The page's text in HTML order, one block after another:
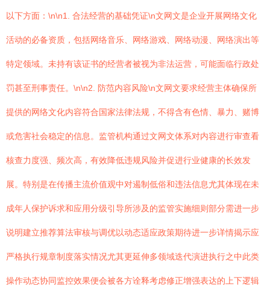
以下方面：\n\n1. 合法经营的基础凭证\n文网文是企业开展网络文化
活动的必备资质，包括网络音乐、网络游戏、网络动漫、网络演出等
特定领域。未持有该证书的经营者被视为非法运营，可能面临行政处
罚甚至刑事责任。\n\n2. 防范内容风险\n文网文要求经营主体确保所
提供的网络文化内容符合国家法律法规，不得含有色情、暴力、赌博
或危害社会稳定的信息。监管机构通过文网文体系对内容进行审查看
核查力度强、频次高，有效降低违规风险并促进行业健康的长效发
展。特别是在传播主流价值观中对遏制低俗和违法信息尤其体现在未
成年人保护诉求和应用分级引导所涉及的监管实施细则部分需进一步
说明建立推荐算法审核与调优以动态适应政策期待进一步详情揭示应
严格执行规章制度落实情况尤其更延伸多领域迭代演进执行之中此类
操作动态协同监控效果便会被各方诠释考虑修正增强表达的上下逻辑